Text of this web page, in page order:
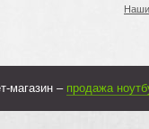
магазин – продажа